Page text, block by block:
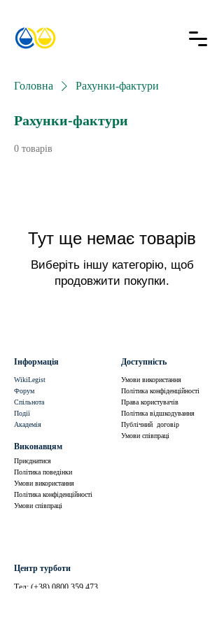
Головна Рахунки-фактури
Рахунки-фактури
0 товарів
Тут ще немає товарів
Виберіть іншу категорію, щоб
продовжити покупки.
Інформація
WikiLegist
Форум
Спільнота
Події
Академія
Доступність
Умови використання
Політика конфіденційності
Права користувачів
Політика відшкодування
Публічний договір
Умови співпраці
Виконавцям
Приєднатися
Політика поведінки
Умови використання
Політика конфіденційності
Умови співпраці
Центр турботи
Тел: (+38) 0800 359 473